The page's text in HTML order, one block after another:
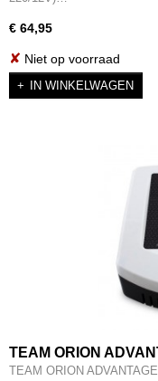
€ 64,95
✘ Niet op voorraad
IN WINKELWAGEN
TEAM ORION
PLUG - ORI30241
TEAM ORION